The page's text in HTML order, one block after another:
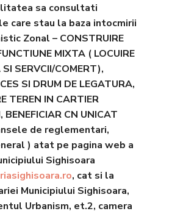
sa consultati
care stau la baza intocmirii
Zonal – CONSTRUIRE
MIXTA ( LOCUIRE
SERVCII/COMERT),
SI DRUM DE LEGATURA,
TEREN IN CARTIER
BENEFICIAR CN UNICAT
de reglementari,
) atat pe pagina web a
Sighisoara
, cat si la
Municipiului Sighisoara,
Urbanism, et.2, camera